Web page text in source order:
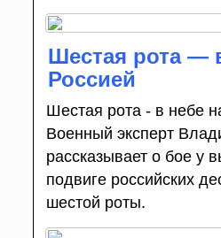
Шестая рота —
Россией
Шестая рота - в небе
Военный эксперт
рассказывает о бое у
подвиге российских
шестой роты.